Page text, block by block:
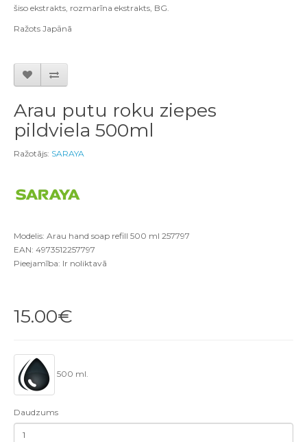
šiso ekstrakts, rozmarīna ekstrakts, BG.
Ražots Japānā
Arau putu roku ziepes
pildviela 500ml
Ražotājs: SARAYA
Modelis: Arau hand soap refill 500 ml 257797
EAN: 4973512257797
Pieejamība: Ir noliktavā
15.00€
500 ml.
Daudzums